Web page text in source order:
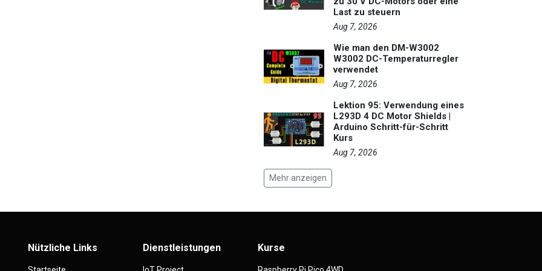
Last zu steuern
Aug 7, 2026
Wie man den DM-W3002
W3002 DC-Temperaturregler
verwendet
Aug 7, 2026
Lektion 95: Verwendung eines
L293D 4 DC Motor Shields |
Arduino Schritt-für-Schritt
Kurs
Aug 7, 2026
Mehr anzeigen
Nützliche Links Dienstleistungen Kurse